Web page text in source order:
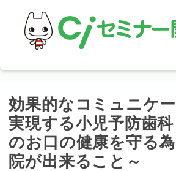
効果的なコミュニケ
実現する小児予防歯
のお口の健康を守る
院が出来ること～